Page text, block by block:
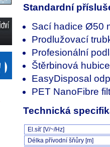
Standardní
Sací hadice Ø50
Prodlužovací
Profesionální
Štěrbinová hubice
EasyDisposal
PET NanoFibre
Technická
El.síť [V/~/Hz]
Délka přívodní šňůry [m]